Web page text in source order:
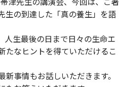
の到達した「真の養生」を語
生最後の日まで日々の生命エ
たなヒントを得ていただけるこ
事情もお話しいただきます。